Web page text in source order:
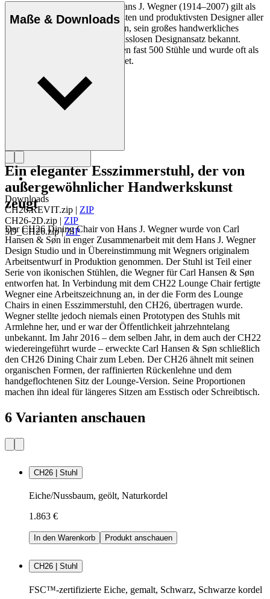
Der dänische Möbeldesigner Hans J. Wegner (1914–2007) gilt als
einer der kreativsten, innovativsten und produktivsten Designer aller
Zeiten und ist für seine Präzision, sein großes handwerkliches
Geschick und seinen kompromisslosen Designansatz bekannt.
Wegner entwarf in seinem Leben fast 500 Stühle und wurde oft als
der Meister des Stuhls bezeichnet.
Profil Hans J. Wegner
Maße & Downloads
Downloads
CH26.REVIT.zip | ZIP
CH26-2D.zip | ZIP
3D_CH26.zip|ZIP
Ein eleganter Esszimmerstuhl, der von
außergewöhnlicher Handwerkskunst
zeugt
Der CH26 Dining Chair von Hans J. Wegner wurde von Carl
Hansen & Søn in enger Zusammenarbeit mit dem Hans J. Wegner
Design Studio und in Übereinstimmung mit Wegners originalem
Arbeitsentwurf in Produktion genommen. Der Stuhl ist Teil einer
Serie von ikonischen Stühlen, die Wegner für Carl Hansen & Søn
entworfen hat. In Verbindung mit dem CH22 Lounge Chair fertigte
Wegner eine Arbeitszeichnung an, in der die Form des Lounge
Chairs in einen Esszimmerstuhl, den CH26, übertragen wurde.
Wegner stellte jedoch niemals einen Prototypen des Stuhls mit
Armlehne her, und er war der Öffentlichkeit jahrzehntelang
unbekannt. Im Jahr 2016 – dem selben Jahr, in dem auch der CH22
wiedereingeführt wurde – erweckte Carl Hansen & Søn schließlich
den CH26 Dining Chair zum Leben. Der CH26 ähnelt mit seinen
organischen Formen, der raffinierten Rückenlehne und dem
handgeflochtenen Sitz der Lounge-Version. Seine Proportionen
machen ihn ideal für längeres Sitzen am Esstisch oder Schreibtisch.
6 Varianten anschauen
CH26 | Stuhl
Eiche/Nussbaum, geölt, Naturkordel
1.863 €
In den Warenkorb Produkt anschauen
CH26 | Stuhl
FSC™-zertifizierte Eiche, gemalt, Schwarz, Schwarze kordel